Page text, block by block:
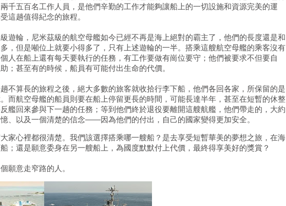
千五百名工作人員，是他們辛勤的工作才能夠讓船上的一切設施和資源完美的運
這趟值得紀念的旅程。
遊輪，尼米茲級的航空母艦如今已經不再是海上絕對的霸主了，他們的長度還是和
，但是噸位上就要小得多了，只有上述遊輪的一半。搭乘這艘航空母艦的乘客沒有
人在船上還有每天要執行的任務，有工作要做有崗位要守；他們被要求不但要自
；甚至有的時候，船員有可能付出生命的代價。
不算長的旅程之後，絕大多數的旅客就收拾行李下船，他們各回各家，所保留的是
而航空母艦的船員則要在船上停留更長的時間，可能長達半年，甚至在短暫的休整
艦回來參與下一趟的任務；等到他們終於退役要離開這艘航艦，他們帶走的，大約
、以及一個清楚的信念——因為他們的付出，自己的國家變得更加安全。
家心裡都很清楚。我們該選擇搭乘哪一艘船？是去享受短暫華美的夢想之旅，在海
船；還是願意委身在另一艘船上，為國度默默付上代價，最終得享美好的獎賞？
願意走窄路的人。